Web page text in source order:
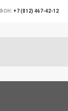
+7 (812) 467-42-12